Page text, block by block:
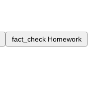
fact_check Homework